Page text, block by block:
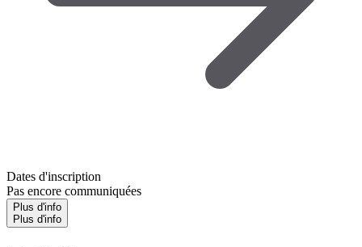
Dates d'inscription
Pas encore communiquées
Plus d'info
Plus d'info